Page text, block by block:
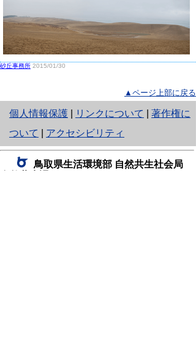
砂丘事務所 2015/01/30
▲ページ上部に戻る
個人情報保護
と
り
ネ
ッ
リンクについて
著作権に
ついて
アクセシビリティ
鳥取県生活環境部 自然共生社会局